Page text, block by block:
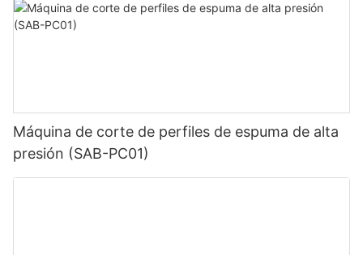
Máquina de corte de perfiles de espuma de alta
presión (SAB-PC01)